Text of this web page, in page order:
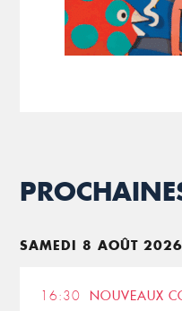
SAMEDI 8 AOÛT 2026
16:30 NOUVEAUX